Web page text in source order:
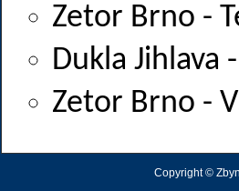
Zetor Brno -
Dukla Jihlava
Zetor Brno -
Copyright ©